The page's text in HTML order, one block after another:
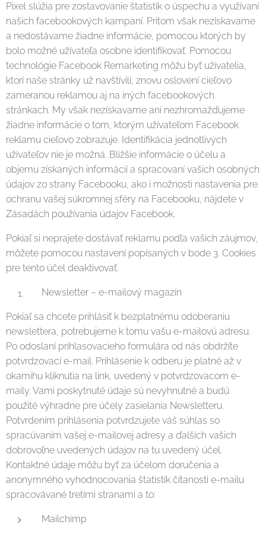
Pixel slúžia pre zostavovanie štatistík o úspechu a využívaní
našich facebookových kampaní. Pritom však nezískavame
a nedostávame žiadne informácie, pomocou ktorých by
bolo možné užívateľa osobne identifikovať. Pomocou
technológie Facebook Remarketing môžu byť užívatelia,
ktorí naše stránky už navštívili, znovu oslovení cieľovo
zameranou reklamou aj na iných facebookových
stránkach. My však nezískavame ani nezhromažďujeme
žiadne informácie o tom, ktorým užívateľom Facebook
reklamu cieľovo zobrazuje. Identifikácia jednotlivých
užívateľov nie je možná. Bližšie informácie o účelu a
objemu získaných informácií a spracovaní vašich osobných
údajov zo strany Facebooku, ako i možnosti nastavenia pre
ochranu vašej súkromnej sféry na Facebooku, nájdete v
Zásadách používania údajov Facebook.
Pokiaľ si neprajete dostávať reklamu podľa vašich záujmov,
môžete pomocou nastavení popísaných v bode 3. Cookies
pre tento účel deaktivovať.
Newsletter – e-mailový magazín
Pokiaľ sa chcete prihlásiť k bezplatnému odoberaniu
newslettera, potrebujeme k tomu vašu e-mailovú adresu.
Po odoslaní prihlasovacieho formulára od nás obdržíte
potvrdzovací e-mail. Prihlásenie k odberu je platné až v
okamihu kliknutia na link, uvedený v potvrdzovacom e-
maily. Vami poskytnuté údaje sú nevyhnutné a budú
použité výhradne pre účely zasielania Newsletteru.
Potvrdením prihlásenia potvrdzujete váš súhlas so
spracúvaním vašej e-mailovej adresy a ďalších vašich
dobrovoľne uvedených údajov na tu uvedený účel.
Kontaktné údaje môžu byť za účelom doručenia a
anonymného vyhodnocovania štatistík čítanosti e-mailu
spracovávané tretími stranami a to:
Mailchimp